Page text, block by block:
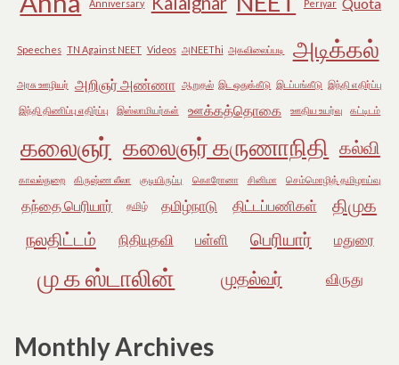
Anniversary Periyar
Speeches TN Against NEET Videos அNEEThi அகவிலைப்படி அடிக்கல்
அரசு ஊழியர் அறிஞர் அண்ணா ஆறுதல் இட ஒதுக்கீடு இடப்பங்கீடு இந்தி எதிர்ப்பு
இந்தி திணிப்பு எதிர்ப்பு இஸ்லாமியர்கள் ஊக்கத்தொகை ஊதிய உயர்வு கட்டிடம்
கலைஞர் கலைஞர் கருணாநிதி கல்வி
காவல்துறை கிருஷ்ண லீலா குடியிருப்பு கொரோனா சினிமா செம்மொழித் தமிழாய்வு
தந்தை பெரியார் தமிழ் தமிழ்நாடு திட்டப்பணிகள்
திமுக
நலதிட்டம்
நிதியுதவி பள்ளி பெரியார் மதுரை
மு க ஸ்டாலின் முதல்வர் விருது
Monthly Archives